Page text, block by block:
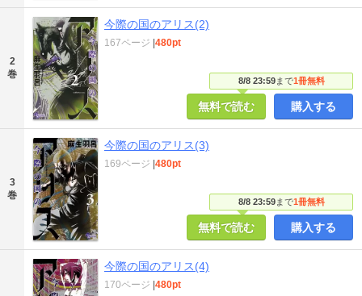
2
巻
今際の国のアリス(2)
8/8 23:59まで1冊無料
167ページ 480pt
無料で読む 購入する
3
巻
今際の国のアリス(3)
8/8 23:59まで1冊無料
169ページ 480pt
無料で読む 購入する
今際の国のアリス(4)
170ページ 480pt